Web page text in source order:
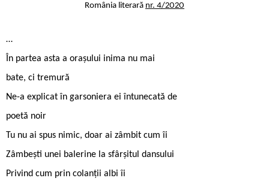
România literară nr. 4/2020
…
În partea asta a orașului inima nu mai
bate, ci tremură
Ne-a explicat în garsoniera ei întunecată de
poetă noir
Tu nu ai spus nimic, doar ai zâmbit cum îi
Zâmbești unei balerine la sfârșitul dansului
Privind cum prin colanții albi îi